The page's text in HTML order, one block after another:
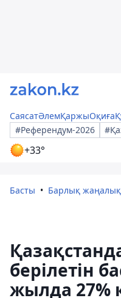
СаясатӘлемҚаржыОқиға
#Референдум-2026
+33°
Басты Барлық
берілетін
жылда 27%